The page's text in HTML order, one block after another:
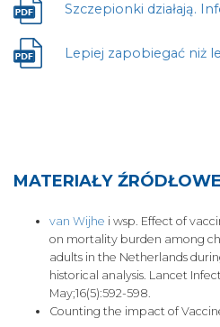
Szczepionki działają.
Plik
otwiera
się
w
Lepiej zapobiegać niż
Plik
MATERIAŁY ŹRÓDŁOWE
van Wijhe i wsp. Effect of
on mortality burden among
adults in the Netherlands
historical analysis. Lancet
May;16(5):592-598.
Counting the impact of